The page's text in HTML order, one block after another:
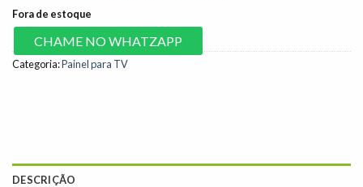
Fora de estoque
CHAME NO WHATZAPP
Categoria:Painel para TV
DESCRIÇÃO